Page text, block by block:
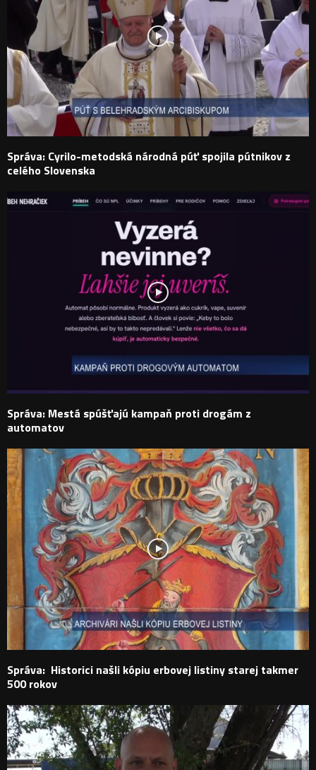
Správa: Cyrilo-metodská národná púť spojila pútnikov z
celého Slovenska
Správa: Mestá spúšťajú kampaň proti drogám z
automatov
Správa: Historici našli kópiu erbovej listiny starej takmer
500 rokov